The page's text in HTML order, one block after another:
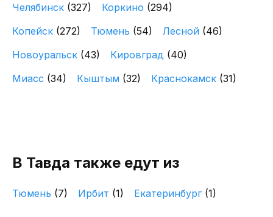
Челябинск (327) Коркино (294)
Копейск (272) Тюмень (54) Лесной (46)
Новоуральск (43) Кировград (40)
Миасс (34) Кыштым (32) Краснокамск (31)
В Тавда также едут из
Тюмень (7) Ирбит (1) Екатеринбург (1)